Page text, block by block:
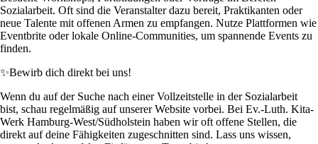
Sozialarbeit. Oft sind die Veranstalter dazu bereit, Praktikanten oder
neue Talente mit offenen Armen zu empfangen. Nutze Plattformen wie
Eventbrite oder lokale Online-Communities, um spannende Events zu
finden.
✨Bewirb dich direkt bei uns!
Wenn du auf der Suche nach einer Vollzeitstelle in der Sozialarbeit
bist, schau regelmäßig auf unserer Website vorbei. Bei Ev.-Luth. Kita-
Werk Hamburg-West/Südholstein haben wir oft offene Stellen, die
direkt auf deine Fähigkeiten zugeschnitten sind. Lass uns wissen,